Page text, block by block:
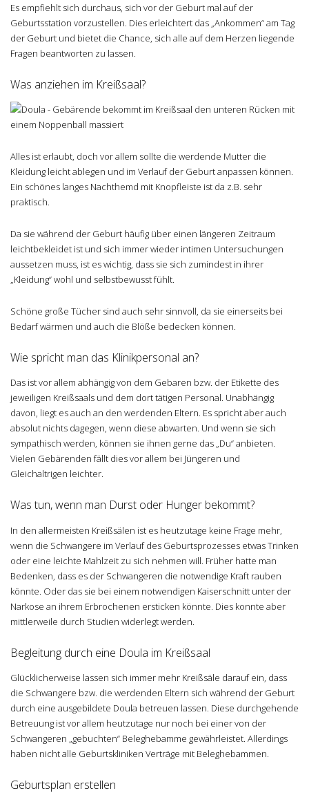
Es empfiehlt sich durchaus, sich vor der Geburt mal auf der
Geburtsstation vorzustellen. Dies erleichtert das „Ankommen“ am Tag
der Geburt und bietet die Chance, sich alle auf dem Herzen liegende
Fragen beantworten zu lassen.
Was anziehen im Kreißsaal?
Alles ist erlaubt, doch vor allem sollte die werdende Mutter die
Kleidung leicht ablegen und im Verlauf der Geburt anpassen können.
Ein schönes langes Nachthemd mit Knopfleiste ist da z.B. sehr
praktisch.
Da sie während der Geburt häufig über einen längeren Zeitraum
leichtbekleidet ist und sich immer wieder intimen Untersuchungen
aussetzen muss, ist es wichtig, dass sie sich zumindest in ihrer
„Kleidung“ wohl und selbstbewusst fühlt.
Schöne große Tücher sind auch sehr sinnvoll, da sie einerseits bei
Bedarf wärmen und auch die Blöße bedecken können.
Wie spricht man das Klinikpersonal an?
Das ist vor allem abhängig von dem Gebaren bzw. der Etikette des
jeweiligen Kreißsaals und dem dort tätigen Personal. Unabhängig
davon, liegt es auch an den werdenden Eltern. Es spricht aber auch
absolut nichts dagegen, wenn diese abwarten. Und wenn sie sich
sympathisch werden, können sie ihnen gerne das „Du“ anbieten.
Vielen Gebärenden fällt dies vor allem bei Jüngeren und
Gleichaltrigen leichter.
Was tun, wenn man Durst oder Hunger bekommt?
In den allermeisten Kreißsälen ist es heutzutage keine Frage mehr,
wenn die Schwangere im Verlauf des Geburtsprozesses etwas Trinken
oder eine leichte Mahlzeit zu sich nehmen will. Früher hatte man
Bedenken, dass es der Schwangeren die notwendige Kraft rauben
könnte. Oder das sie bei einem notwendigen Kaiserschnitt unter der
Narkose an ihrem Erbrochenen ersticken könnte. Dies konnte aber
mittlerweile durch Studien widerlegt werden.
Begleitung durch eine Doula im Kreißsaal
Glücklicherweise lassen sich immer mehr Kreißsäle darauf ein, dass
die Schwangere bzw. die werdenden Eltern sich während der Geburt
durch eine ausgebildete Doula betreuen lassen. Diese durchgehende
Betreuung ist vor allem heutzutage nur noch bei einer von der
Schwangeren „gebuchten“ Beleghebamme gewährleistet. Allerdings
haben nicht alle Geburtskliniken Verträge mit Beleghebammen.
Geburtsplan erstellen